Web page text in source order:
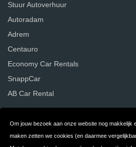
Om jouw bezoek aan onze website nog makkelijk
maken zetten we cookies (en daarmee
Stuur Autoverhuur
Autoradam
Adrem
Centauro
Economy Car Rentals
SnappCar
AB Car Rental
Contact